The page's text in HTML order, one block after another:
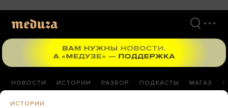
НОВОСТИ ИСТОРИИ РАЗБОР ПОДКАСТЫ МАГАЗ
ИСТОРИИ